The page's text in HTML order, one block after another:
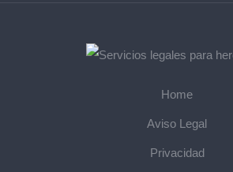
Home
Aviso Legal
Privacidad